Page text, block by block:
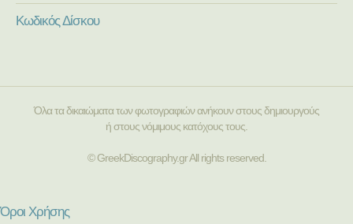
Κωδικός Δίσκου
Όλα τα δικαιώματα των φωτογραφιών ανήκουν στους δημιουργούς
ή στους νόμιμους κατόχους τους.
© GreekDiscography.gr All rights reserved.
Όροι Χρήσης